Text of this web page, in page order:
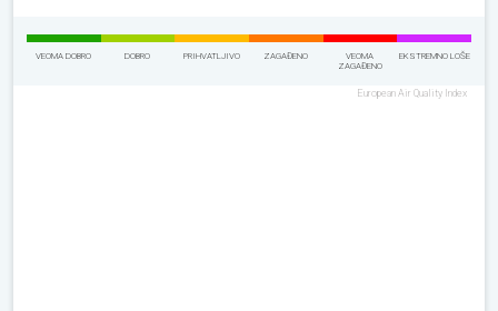
VEOMA DOBRO DOBRO PRIHVATLJIVO ZAGAĐENO
VEOMA
ZAGAĐENO
EKSTREMNO LOŠE
European Air Quality Index